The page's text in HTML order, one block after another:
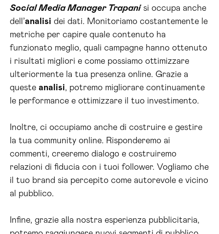
Social Media Manager Trapanisi occupa anche
dell’analisi dei dati. Monitoriamo costantemente le
metriche per capire quale contenuto ha
funzionato meglio, quali campagne hanno ottenuto
i risultati migliori e come possiamo ottimizzare
ulteriormente la tua presenza online. Grazie a
queste analisi, potremo migliorare continuamente
le performance e ottimizzare il tuo investimento.
Inoltre, ci occupiamo anche di costruire e gestire
la tua community online. Risponderemo ai
commenti, creeremo dialogo e costruiremo
relazioni di fiducia con i tuoi follower. Vogliamo che
il tuo brand sia percepito come autorevole e vicino
al pubblico.
Infine, grazie alla nostra esperienza pubblicitaria,